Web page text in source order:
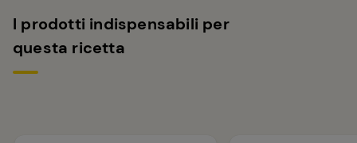
I prodotti indispensabili per
questa ricetta